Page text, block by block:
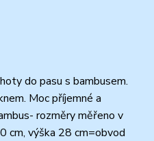
do pasu s bambusem.
Moc příjemné a
rozměry měřeno v
cm, výška 28 cm=obvod